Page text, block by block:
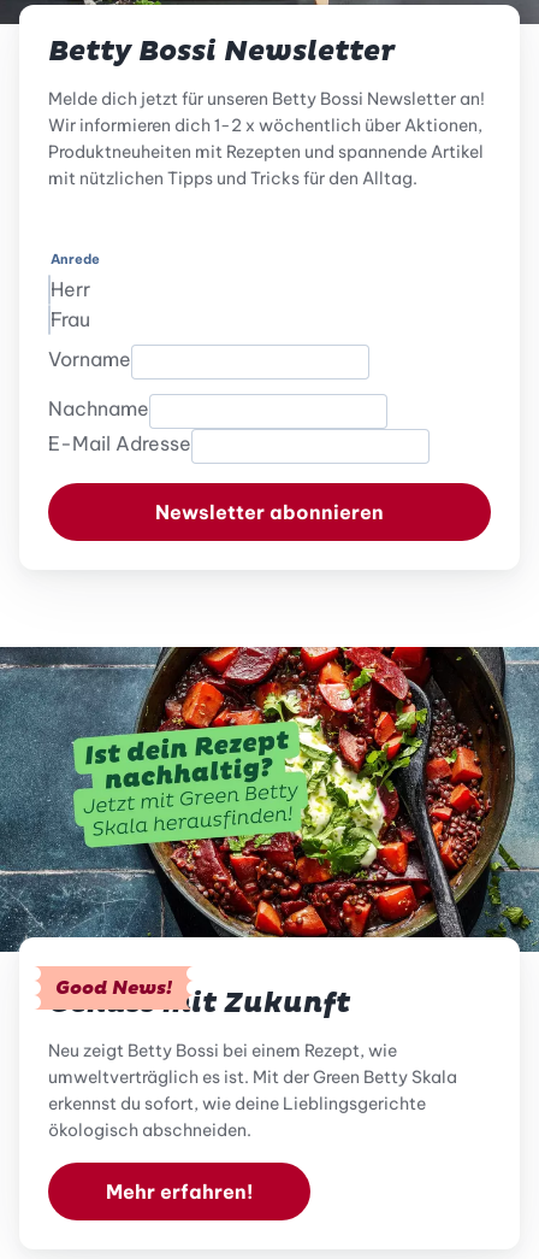
Betty Bossi Newsletter
Melde dich jetzt für unseren Betty Bossi Newsletter an!
Wir informieren dich 1-2 x wöchentlich über Aktionen,
Produktneuheiten mit Rezepten und spannende Artikel
mit nützlichen Tipps und Tricks für den Alltag.
Anrede
Herr
Frau
Vorname
Nachname
E-Mail Adresse
Newsletter abonnieren
Good News!
Genuss mit Zukunft
Neu zeigt Betty Bossi bei einem Rezept, wie
umweltverträglich es ist. Mit der Green Betty Skala
erkennst du sofort, wie deine Lieblingsgerichte
ökologisch abschneiden.
Mehr erfahren!